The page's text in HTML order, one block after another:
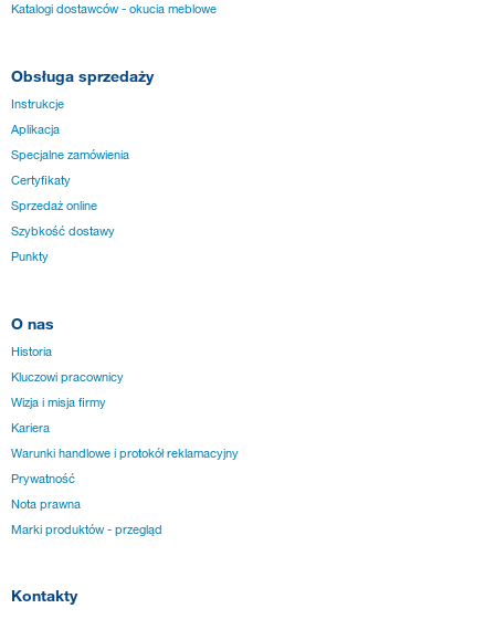
Katalogi dostawców - okucia meblowe
Obsługa sprzedaży
Instrukcje
Aplikacja
Specjalne zamówienia
Certyfikaty
Sprzedaż online
Szybkość dostawy
Punkty
O nas
Historia
Kluczowi pracownicy
Wizja i misja firmy
Kariera
Warunki handlowe i protokół reklamacyjny
Prywatność
Nota prawna
Marki produktów - przegląd
Kontakty